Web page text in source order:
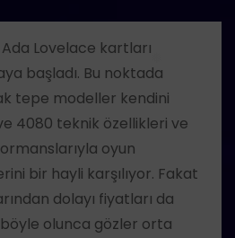
Ada Lovelace kartları
başladı. Bu noktada
tepe modeller kendini
4080 teknik özellikleri ve
oyun
bir hayli karşılıyor. Fakat
dolayı fiyatları da
olunca gözler orta